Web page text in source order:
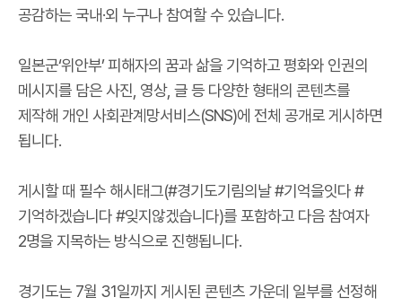
공감하는 국내·외 누구나 참여할 수 있습니다.
일본군‘위안부’ 피해자의 꿈과 삶을 기억하고 평화와 인권의
메시지를 담은 사진, 영상, 글 등 다양한 형태의 콘텐츠를
제작해 개인 사회관계망서비스(SNS)에 전체 공개로 게시하면
됩니다.
게시할 때 필수 해시태그(#경기도기림의날 #기억을잇다 #
기억하겠습니다 #잊지않겠습니다)를 포함하고 다음 참여자
2명을 지목하는 방식으로 진행됩니다.
경기도는 7월 31일까지 게시된 콘텐츠 가운데 일부를 선정해